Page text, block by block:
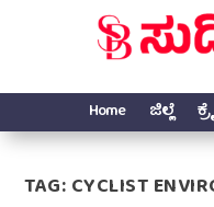
Home ಜಿಲ್ಲೆ
TAG:CYCLIST